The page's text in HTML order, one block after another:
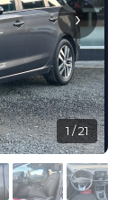
›
1/ 21